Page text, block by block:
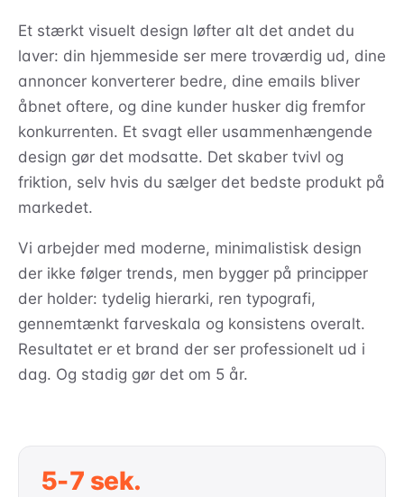
Et stærkt visuelt design løfter alt det andet du
laver: din hjemmeside ser mere troværdig ud, dine
annoncer konverterer bedre, dine emails bliver
åbnet oftere, og dine kunder husker dig fremfor
konkurrenten. Et svagt eller usammenhængende
design gør det modsatte. Det skaber tvivl og
friktion, selv hvis du sælger det bedste produkt på
markedet.
Vi arbejder med moderne, minimalistisk design
der ikke følger trends, men bygger på principper
der holder: tydelig hierarki, ren typografi,
gennemtænkt farveskala og konsistens overalt.
Resultatet er et brand der ser professionelt ud i
dag. Og stadig gør det om 5 år.
5-7 sek.